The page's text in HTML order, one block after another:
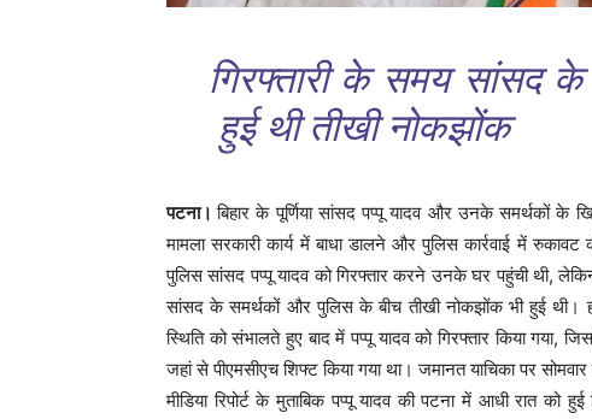
गिरफ्तारी के समय सांसद
हुई थी तीखी नोकझोंक
पटना।बिहार के पूर्णिया सांसद पप्पू यादव और उनके समर्थकों
मामला सरकारी कार्य में बाधा डालने और पुलिस कार्रवाई में
पुलिस सांसद पप्पू यादव को गिरफ्तार करने उनके घर पहुंची थी,
सांसद के समर्थकों और पुलिस के बीच तीखी नोकझोंक भी हुई थी।
स्थिति को संभालते हुए बाद में पप्पू यादव को गिरफ्तार किया गया,
जहां से पीएमसीएच शिफ्ट किया गया था। जमानत याचिका पर सोमवार
मीडिया रिपोर्ट के मुताबिक पप्पू यादव की पटना में आधी रात को